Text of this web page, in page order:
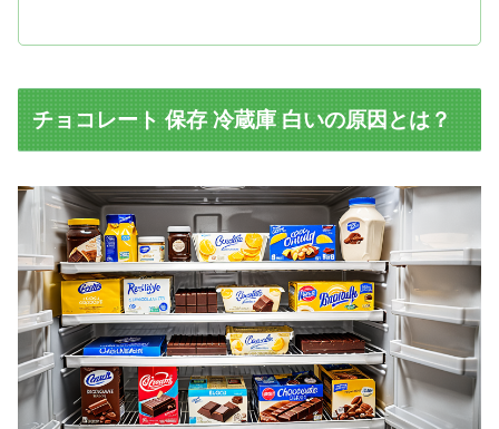
チョコレート 保存 冷蔵庫 白いの原因とは？